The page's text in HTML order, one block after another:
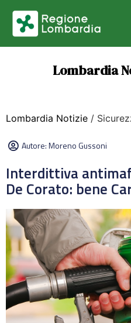
Lombardia
Lombardia Notizie /
Autore:Moreno Gussoni
Interdittiva
De Corato: bene